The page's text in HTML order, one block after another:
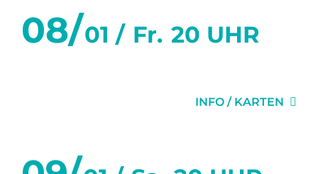
08/01 / Fr. 20 UHR
INFO / KARTEN